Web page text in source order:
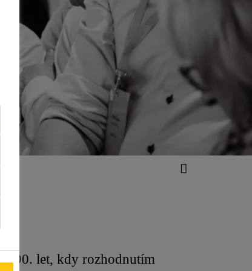
90. let, kdy rozhodnutím